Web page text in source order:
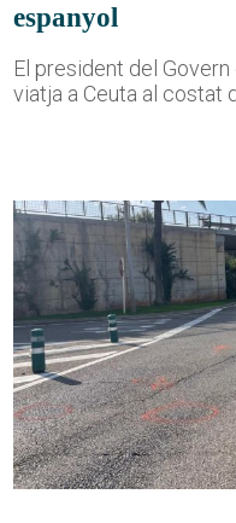
espanyol
El president del
viatja a Ceuta al costat